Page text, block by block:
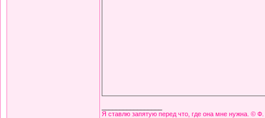
Я ставлю запятую перед что, где она мне нужна. ©